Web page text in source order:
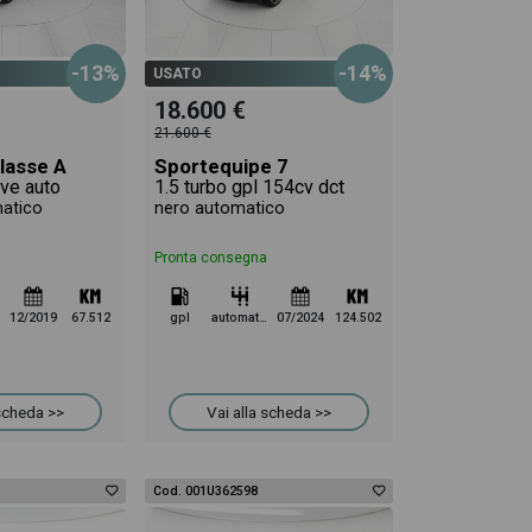
-13%
A
auto
12/2019 67.512
>>
USATO -14%
18.600 €
21.600 €
Sportequipe 7
1.5 turbo gpl 154cv dct
nero automatico
Pronta consegna
gpl automatico 07/2024 124.502
Vai alla scheda >>
Cod. 001U362598